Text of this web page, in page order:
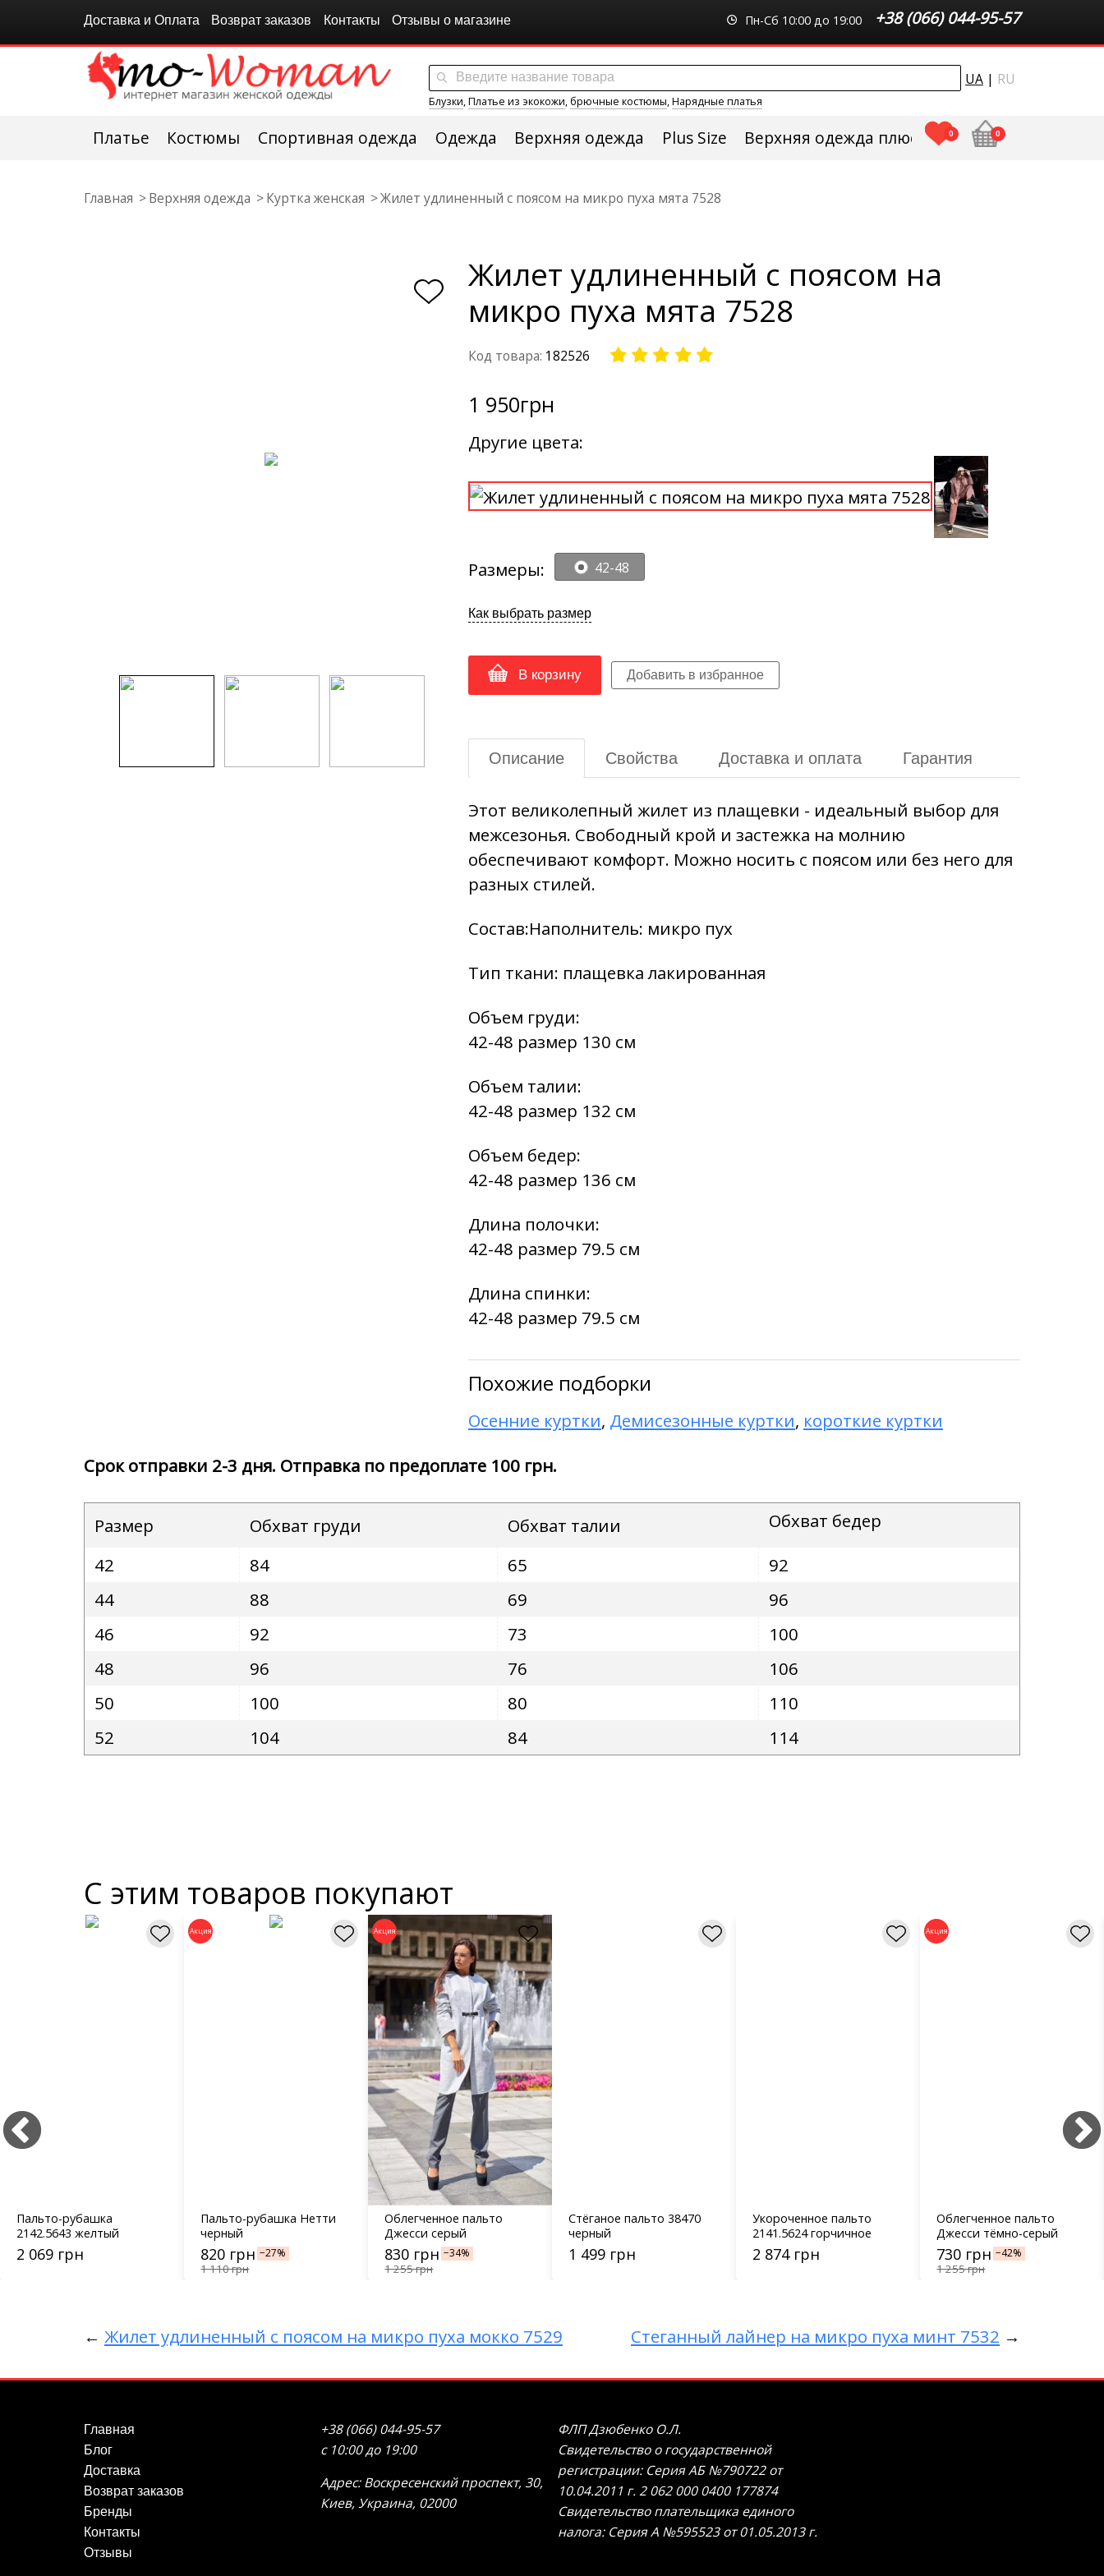
Доставка и Оплата Возврат заказов Контакты Отзывы о магазине +38 (066) 044-95-57
Пн-Сб 10:00 до 19:00
UA | RU
Блузки,Платье из экокожи, брючные костюмы,Нарядные платья
Платье Костюмы Спортивная одежда Одежда Верхняя одежда Plus Size Верхняя одежда плюс сайз
0 0
Главная Верхняя одежда Куртка женская Жилет удлиненный с поясом на микро пуха мята 7528
Жилет удлиненный с поясом на
микро пуха мята 7528
Код товара: 182526
1 950грн
Другие цвета:
Размеры: 42-48
Как выбрать размер
В корзину
Описание Свойства Доставка и оплата Гарантия
Этот великолепный жилет из плащевки - идеальный выбор для
межсезонья. Свободный крой и застежка на молнию
обеспечивают комфорт. Можно носить с поясом или без него для
разных стилей.
Состав:Наполнитель: микро пух
Тип ткани: плащевка лакированная
Объем груди:
42-48 размер 130 см
Объем талии:
42-48 размер 132 см
Объем бедер:
42-48 размер 136 см
Длина полочки:
42-48 размер 79.5 см
Длина спинки:
42-48 размер 79.5 см
Похожие подборки
Осенние куртки, Демисезонные куртки, короткие куртки
Срок отправки 2-3 дня. Отправка по предоплате 100 грн.
Размер Обхват груди Обхват талии
Обхват бедер
42
84 65
92
44
88 69
96
46
92 73
100
48
96 76
106
50
100 80
110
52
104 84 114
С этим товаров покупают
Пальто-рубашка
2142.5643 желтый
2 069 грн
Акция
Пальто-рубашка Нетти
черный
820 грн
1 110 грн
−27%
Акция
Облегченное пальто
Джесси серый
830 грн
1 255 грн
−34%
Стёганое пальто 38470
черный
1 499 грн
Укороченное пальто
2141.5624 горчичное
2 874 грн
Акция
Облегченное пальто
Джесси тёмно-серый
730 грн
1 255 грн
−42%
← Жилет удлиненный с поясом на микро пуха мокко 7529 Стеганный лайнер на микро пуха минт 7532 →
Главная
Блог
Доставка
Возврат заказов
Бренды
Контакты
Отзывы
+38 (066) 044-95-57
с 10:00 до 19:00
Адрес: Воскресенский проспект, 30,
Киев, Украина, 02000
ФЛП Дзюбенко О.Л.
Свидетельство о государственной
регистрации: Серия АБ №790722 от
10.04.2011 г. 2 062 000 0400 177874
Свидетельство плательщика единого
налога: Серия А №595523 от 01.05.2013 г.